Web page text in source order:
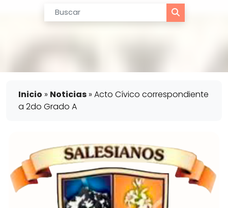
Inicio » Noticias » Acto Cívico correspondiente
a 2do Grado A